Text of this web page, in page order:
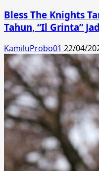
Bless The Knights
Tahun, “Il Grinta”
KamiluProbo01 22/04/